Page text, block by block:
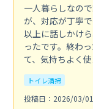
一人暮らしなの
が、対応が丁寧
以上に話しかけ
ったです。終わ
て、気持ちよく使
トイレ清掃
投稿日：2026/03/01